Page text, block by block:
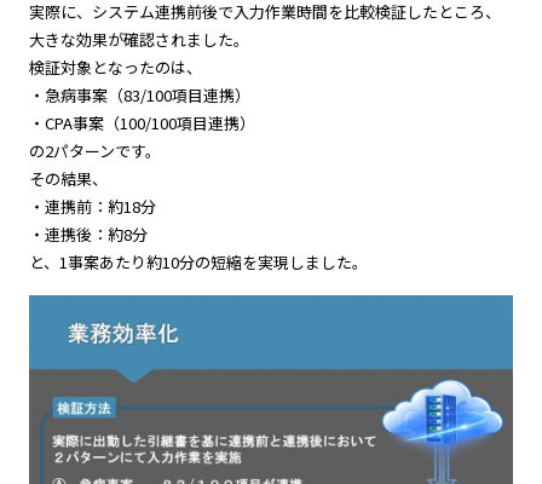
実際に、システム連携前後で入力作業時間を比較検証したところ、
大きな効果が確認されました。
検証対象となったのは、
・急病事案（83/100項目連携）
・CPA事案（100/100項目連携）
の2パターンです。
その結果、
・連携前：約18分
・連携後：約8分
と、1事案あたり約10分の短縮を実現しました。